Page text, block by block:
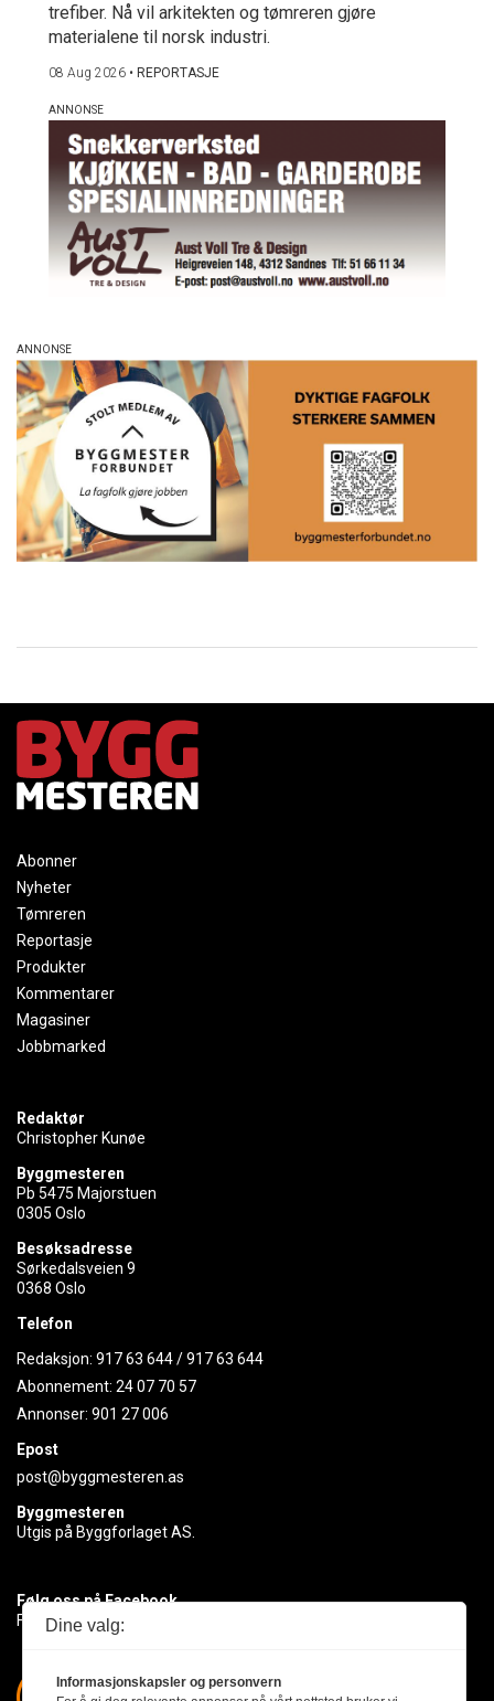
trefiber. Nå vil arkitekten og tømreren gjøre
materialene til norsk industri.
08 Aug 2026 • REPORTASJE
Abonner
Nyheter
Tømreren
Reportasje
Produkter
Kommentarer
Magasiner
Jobbmarked
Redaktør
Christopher Kunøe
Byggmesteren
Pb 5475 Majorstuen
0305 Oslo
Besøksadresse
Sørkedalsveien 9
0368 Oslo
Telefon
Redaksjon: 917 63 644/917 63 644
Abonnement: 24 07 70 57
Annonser: 901 27 006
Epost
post@byggmesteren.as
Byggmesteren
Utgis på Byggforlaget AS.
Følg oss på Facebook
Få med deg det siste innen byggebransjen
Dine valg:
Informasjonskapsler og personvern